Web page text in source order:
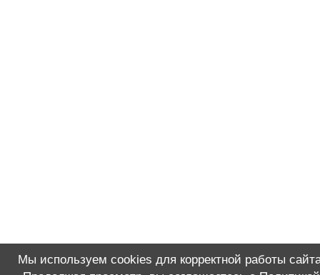
Мы используем cookies для корректной работы